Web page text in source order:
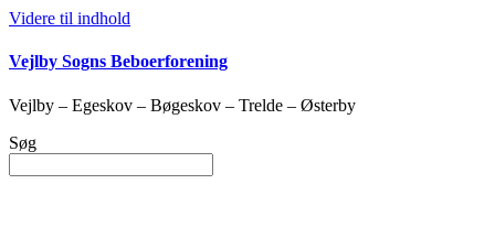
Videre til indhold
Vejlby Sogns Beboerforening
Vejlby – Egeskov – Bøgeskov – Trelde – Østerby
Søg